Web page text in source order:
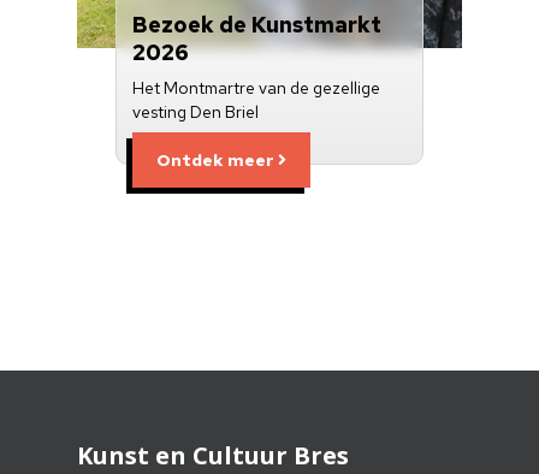
Bezoek de Kunstmarkt
2026
Het Montmartre van de gezellige
vesting Den Briel
Ontdek meer
Kunst en Cultuur Bres